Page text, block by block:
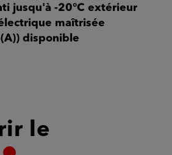
jusqu'à -20°C extérieur
maîtrisée
disponible
le